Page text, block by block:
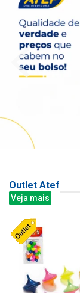
Outlet Atef
Veja mais